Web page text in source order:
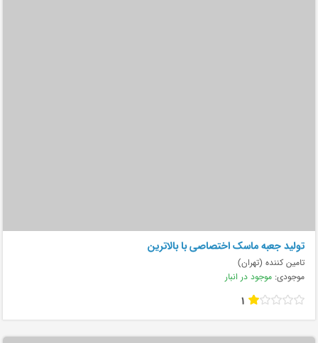
تولید جعبه ماسک اختصاصی با بالاترین
تامین کننده (تهران)
موجودی: موجود در انبار
1